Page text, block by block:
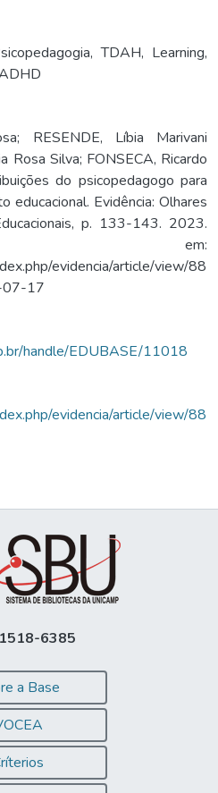
,TDAH, Learning,
RESENDE, Líbia Marivani
Rosa Silva; FONSECA, Ricardo
do psicopedagogo para
educacional. Evidência: Olhares
p. 133-143. 2023.
em:
evidencia/article/view/88
07-17
handle/EDUBASE/11018
evidencia/article/view/88
6385
a Base